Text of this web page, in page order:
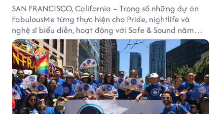
SAN FRANCISCO, California – Trong số những dự án
FabulousMe từng thực hiện cho Pride, nightlife và
nghệ sĩ biểu diễn, hoạt động với Safe & Sound năm
2019 mang một bối cảnh khác biệt. Safe & Sound là tổ
chức phi lợi nhuận tại San Francisco hoạt động trong
lĩnh vực phòng ngừa bạo hành trẻ em, hỗ trợ gia đình
và xây dựng môi trường an toàn cho trẻ em.